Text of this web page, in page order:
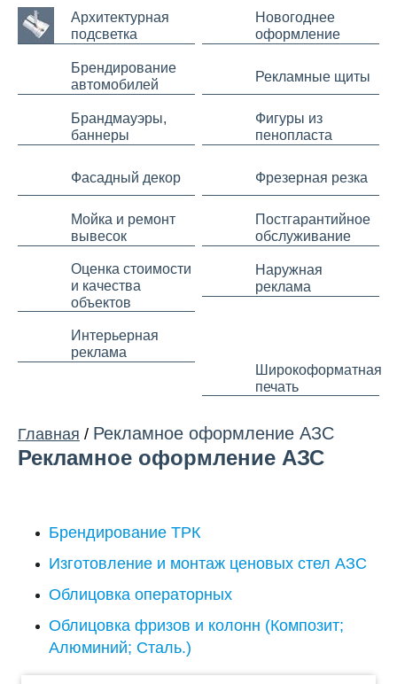
Архитектурная
подсветка
Новогоднее
оформление
Брендирование
автомобилей
Рекламные щиты
Брандмауэры,
баннеры
Фигуры из
пенопласта
Фасадный декор Фрезерная резка
Мойка и ремонт
вывесок
Постгарантийное
обслуживание
Оценка стоимости
и качества
объектов
Наружная
реклама
Интерьерная
реклама
Широкоформатная
печать
Главная / Рекламное оформление АЗС
Рекламное оформление АЗС
Брендирование ТРК
Изготовление и монтаж ценовых стел АЗС
Облицовка операторных
Облицовка фризов и колонн (Композит;
Алюминий; Сталь.)